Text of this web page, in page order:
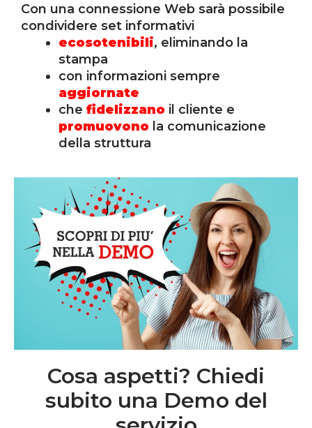
Con una connessione Web sarà possibile
condividere set informativi
ecosotenibili, eliminando la
stampa
con informazioni sempre
aggiornate
che fidelizzano il cliente e
promuovono la comunicazione
della struttura
Cosa aspetti? Chiedi
subito una Demo del